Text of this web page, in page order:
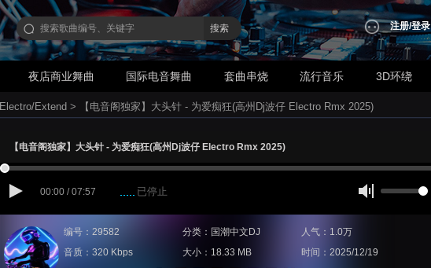
搜索 注册/登录
夜店商业舞曲 国际电音舞曲 套曲串烧 流行音乐 3D环绕
Electro/Extend > 【电音阁独家】大头针 - 为爱痴狂(高州Dj波仔 Electro Rmx 2025)
【电音阁独家】大头针 - 为爱痴狂(高州Dj波仔 Electro Rmx 2025)
00:00 / 07:57 已停止
编号：29582 分类：国潮中文DJ
人气：1.0万
音质：320 Kbps
大小：18.33 MB
时间：2025/12/19